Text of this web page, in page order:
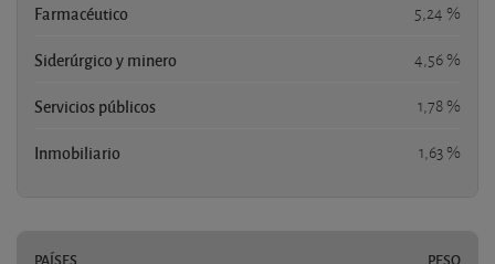
Farmacéutico 5,24 %
Siderúrgico y minero 4,56 %
Servicios públicos 1,78 %
Inmobiliario 1,63 %
PAÍSES PESO